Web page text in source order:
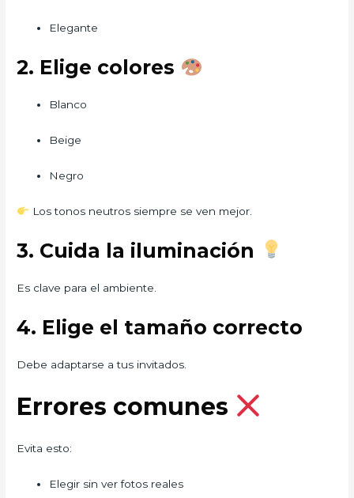
Elegante
2. Elige colores
Blanco
Beige
Negro
Los tonos neutros siempre se ven mejor.
3. Cuida la iluminación
Es clave para el ambiente.
4. Elige el tamaño correcto
Debe adaptarse a tus invitados.
Errores comunes
Evita esto:
Elegir sin ver fotos reales